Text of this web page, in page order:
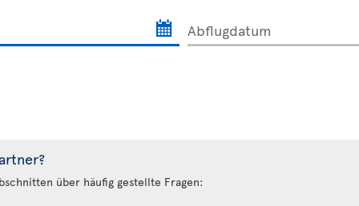
Abflugdatum
über häufig gestellte Fragen: